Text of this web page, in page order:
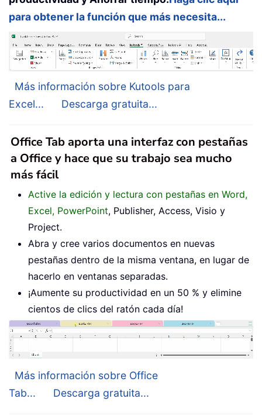
para obtener la función que más necesita...
Más información sobre Kutools para
Excel...
Descarga gratuita...
Office Tab aporta una interfaz con pestañas
a Office y hace que su trabajo sea mucho
más fácil
Active la edición y lectura con pestañas en Word,
Excel, PowerPoint, Publisher, Access, Visio y
Project.
Abra y cree varios documentos en nuevas
pestañas dentro de la misma ventana, en lugar de
hacerlo en ventanas separadas.
¡Aumente su productividad en un 50 % y elimine
cientos de clics del ratón cada día!
Más información sobre Office
Tab...
Descarga gratuita...